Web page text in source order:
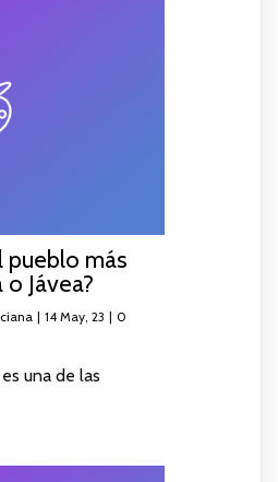
pueblo más
Jávea?
| 14 May, 23 | 0
una de las